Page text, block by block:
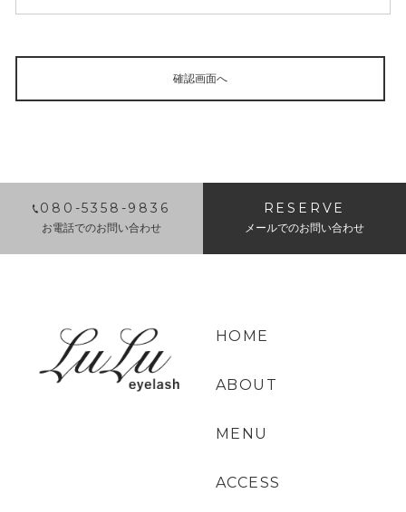
080-5358-9836
お電話でのお問い合わせ
RESERVE
メールでのお問い合わせ
HOME
ABOUT
MENU
ACCESS